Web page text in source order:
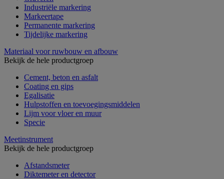
Industriële markering
Markeertape
Permanente markering
Tijdelijke markering
Materiaal voor ruwbouw en afbouw
Bekijk de hele productgroep
Cement, beton en asfalt
Coating en gips
Egalisatie
Hulpstoffen en toevoegingsmiddelen
Lijm voor vloer en muur
Specie
Meetinstrument
Bekijk de hele productgroep
Afstandsmeter
Diktemeter en detector